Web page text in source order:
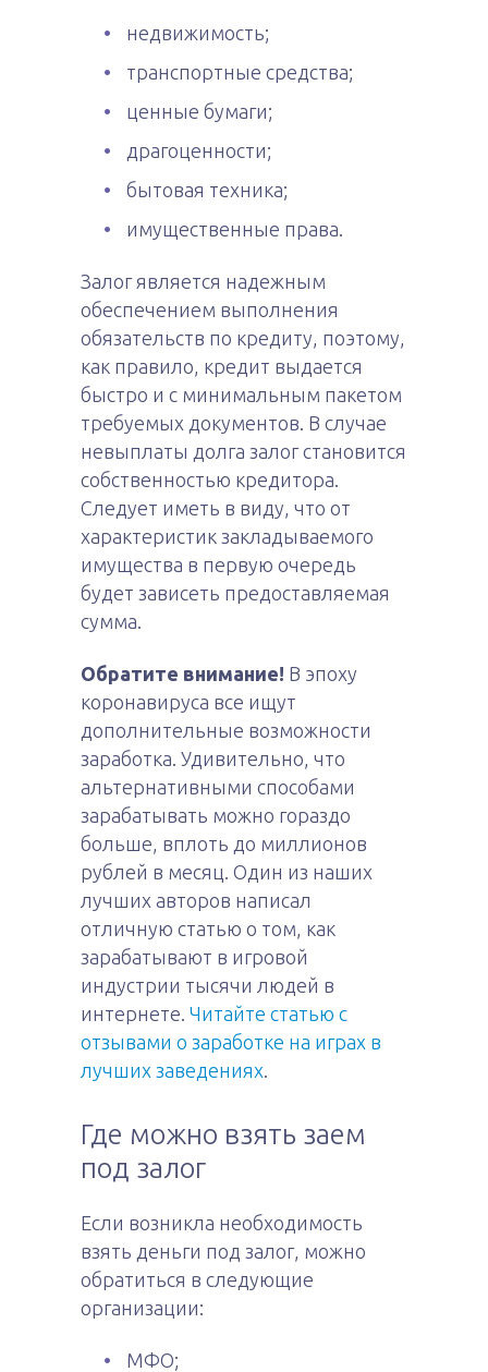
недвижимость;
транспортные средства;
ценные бумаги;
драгоценности;
бытовая техника;
имущественные права.
Залог является надежным
обеспечением выполнения
обязательств по кредиту, поэтому,
как правило, кредит выдается
быстро и с минимальным пакетом
требуемых документов. В случае
невыплаты долга залог становится
собственностью кредитора.
Следует иметь в виду, что от
характеристик закладываемого
имущества в первую очередь
будет зависеть предоставляемая
сумма.
Обратите внимание! В эпоху
коронавируса все ищут
дополнительные возможности
заработка. Удивительно, что
альтернативными способами
зарабатывать можно гораздо
больше, вплоть до миллионов
рублей в месяц. Один из наших
лучших авторов написал
отличную статью о том, как
зарабатывают в игровой
индустрии тысячи людей в
интернете. Читайте статью с
отзывами о заработке на играх в
лучших заведениях.
Где можно взять заем
под залог
Если возникла необходимость
взять деньги под залог, можно
обратиться в следующие
организации:
МФО;